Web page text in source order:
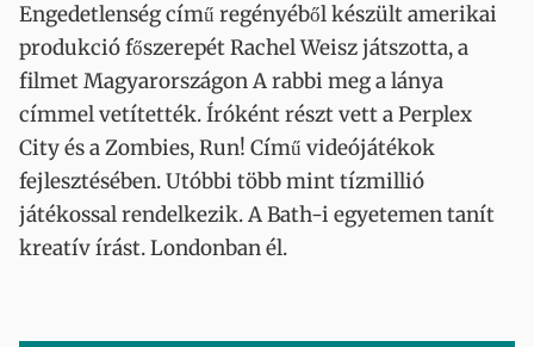
Engedetlenség című regényéből készült amerikai
produkció főszerepét Rachel Weisz játszotta, a
filmet Magyarországon A rabbi meg a lánya
címmel vetítették. Íróként részt vett a Perplex
City és a Zombies, Run! Című videójátékok
fejlesztésében. Utóbbi több mint tízmillió
játékossal rendelkezik. A Bath-i egyetemen tanít
kreatív írást. Londonban él.